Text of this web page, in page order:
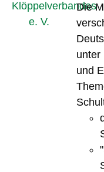
Die
unter
und